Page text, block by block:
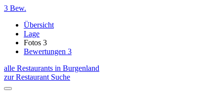
3 Bew.
Übersicht
Lage
Fotos 3
Bewertungen 3
alle Restaurants in Burgenland
zur Restaurant Suche